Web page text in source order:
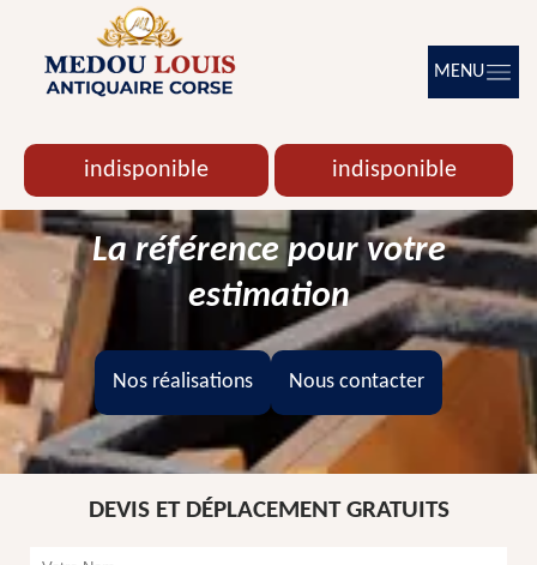
MENU
indisponible indisponible
La référence pour votre
estimation
Nos réalisations Nous contacter
DEVIS ET DÉPLACEMENT GRATUITS